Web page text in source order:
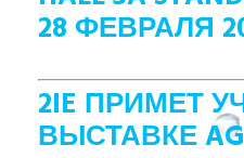
28 ФЕВРАЛЯ
2IE ПРИМЕТ
ВЫСТАВКЕ